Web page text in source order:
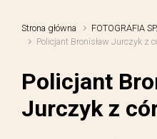
Strona główna FOTOGRAFIA
Policjant Bronisław Jurczyk z
Policjant
Jurczyk z